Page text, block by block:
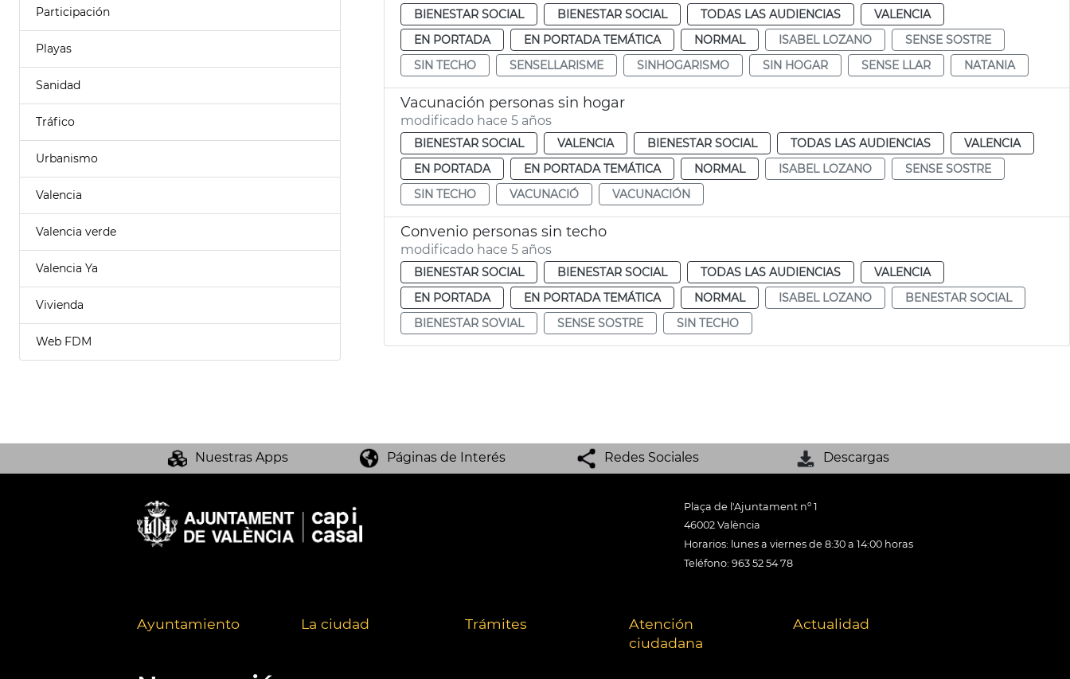
Participación
Playas
Sanidad
Tráfico
Urbanismo
Valencia
Valencia verde
Valencia Ya
Vivienda
Web FDM
BIENESTAR SOCIAL BIENESTAR SOCIAL TODAS LAS AUDIENCIAS
VALENCIA
EN PORTADA
EN PORTADA TEMÁTICA NORMAL ISABEL LOZANO
SENSE SOSTRE
SIN TECHO
SENSELLARISME SINHOGARISMO SIN HOGAR SENSE LLAR NATANIA
Vacunación personas sin hogar
modificado hace 5 años
BIENESTAR SOCIAL VALENCIA BIENESTAR SOCIAL TODAS LAS AUDIENCIAS
VALENCIA
EN PORTADA
EN PORTADA TEMÁTICA NORMAL ISABEL LOZANO
SENSE SOSTRE
SIN TECHO
VACUNACIÓ VACUNACIÓN
Convenio personas sin techo
modificado hace 5 años
BIENESTAR SOCIAL BIENESTAR SOCIAL TODAS LAS AUDIENCIAS
VALENCIA
EN PORTADA
EN PORTADA TEMÁTICA NORMAL ISABEL LOZANO
BENESTAR SOCIAL
BIENESTAR SOVIAL
SENSE SOSTRE SIN TECHO
Nuestras Apps Páginas de Interés Redes Sociales Descargas
Plaça de l'Ajuntament nº 1
46002 València
Horarios: lunes a viernes de 8:30 a 14:00 horas
Teléfono: 963 52 54 78
Ayuntamiento La ciudad Trámites
Atención
ciudadana
Actualidad